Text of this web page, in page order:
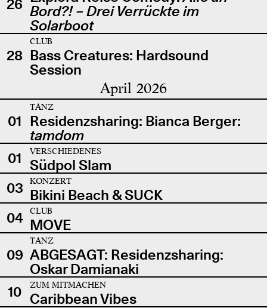
26 Bord?! – Drei Verrückte im
Solarboot
28
CLUB
Bass Creatures: Hardsound
Session
April 2026
01
TANZ
Residenzsharing: Bianca Berger:
tamdom
01
VERSCHIEDENES
Südpol Slam
03
KONZERT
Bikini Beach & SUCK
04
CLUB
MOVE
09
TANZ
ABGESAGT: Residenzsharing:
Oskar Damianaki
10
ZUM MITMACHEN
Caribbean Vibes